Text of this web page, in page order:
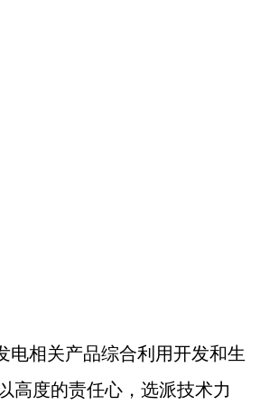
电相关产品综合利用开发和生
度的责任心，选派技术力